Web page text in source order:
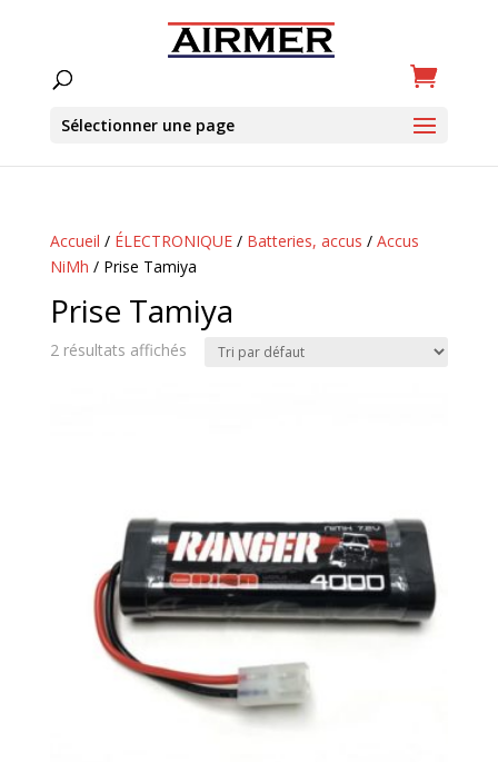
Sélectionner une page
Accueil / ÉLECTRONIQUE/ Batteries, accus / Accus
NiMh / Prise Tamiya
Prise Tamiya
2 résultats affichés